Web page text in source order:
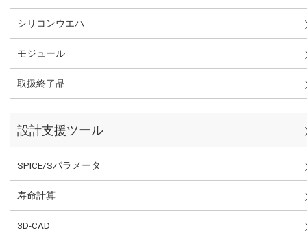
シリコンウエハ
モジュール
取扱終了品
設計支援ツール
SPICE/Sパラメータ
寿命計算
3D-CAD